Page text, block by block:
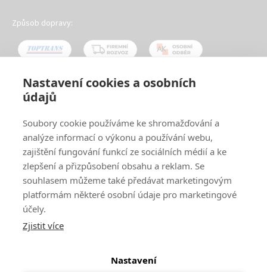
Nastavení cookies a osobních
údajů
Soubory cookie používáme ke shromažďování a
analýze informací o výkonu a používání webu,
zajištění fungování funkcí ze sociálních médií a ke
zlepšení a přizpůsobení obsahu a reklam. Se
souhlasem můžeme také předávat marketingovým
platformám některé osobní údaje pro marketingové
účely.
Zjistit více
Nastavení
Způsob dopravy:
Shoptet |mime digital